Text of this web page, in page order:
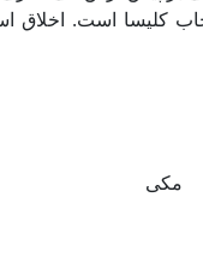
کلیسا است. اخلاق
مکی